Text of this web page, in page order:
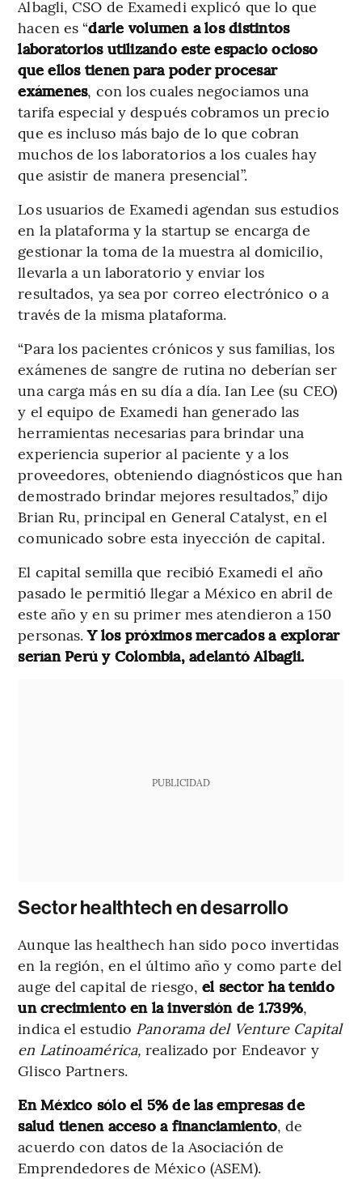
Albagli, CSO de Examedi explicó que lo que
hacen es “darle volumen a los distintos
laboratorios utilizando este espacio ocioso
que ellos tienen para poder procesar
exámenes, con los cuales negociamos una
tarifa especial y después cobramos un precio
que es incluso más bajo de lo que cobran
muchos de los laboratorios a los cuales hay
que asistir de manera presencial”.
Los usuarios de Examedi agendan sus estudios
en la plataforma y la startup se encarga de
gestionar la toma de la muestra al domicilio,
llevarla a un laboratorio y enviar los
resultados, ya sea por correo electrónico o a
través de la misma plataforma.
“Para los pacientes crónicos y sus familias, los
exámenes de sangre de rutina no deberían ser
una carga más en su día a día. Ian Lee (su CEO)
y el equipo de Examedi han generado las
herramientas necesarias para brindar una
experiencia superior al paciente y a los
proveedores, obteniendo diagnósticos que han
demostrado brindar mejores resultados,” dijo
Brian Ru, principal en General Catalyst, en el
comunicado sobre esta inyección de capital.
El capital semilla que recibió Examedi el año
pasado le permitió llegar a México en abril de
este año y en su primer mes atendieron a 150
personas.Y los próximos mercados a explorar
serían Perú y Colombia, adelantó Albagli.
PUBLICIDAD
Sector healthtech en desarrollo
Aunque las healthech han sido poco invertidas
en la región, en el último año y como parte del
auge del capital de riesgo,el sector ha tenido
un crecimiento en la inversión de 1.739%,
indica el estudio Panorama del Venture Capital
en Latinoamérica,realizado por Endeavor y
Glisco Partners.
En México sólo el 5% de las empresas de
salud tienen acceso a financiamiento, de
acuerdo con datos de la Asociación de
Emprendedores de México (ASEM).